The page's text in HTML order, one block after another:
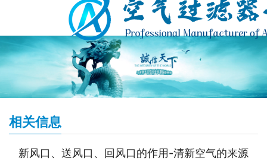
相关信息
新风口、送风口、回风口的作用-清新空气的来源